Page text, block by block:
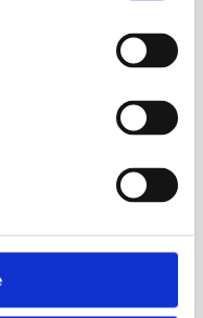
– možnost mít